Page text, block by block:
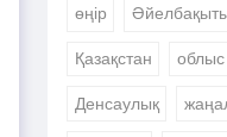
өңір
Қазақстан облыс
Денсаулық